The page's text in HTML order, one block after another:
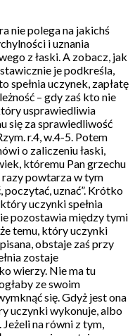
nie polega na jakichś
i uznania
z łaski. A zobacz, jak
je podkreśla,
spełnia uczynek, zapłatę
– gdy zaś kto nie
usprawiedliwia
się za sprawiedliwość
r.4, w.4-5. Potem
o zaliczeniu łaski,
któremu Pan grzechu
razy powtarza w tym
poczytać, uznać”. Krótko
uczynki spełnia
pozostawia między tymi
temu, który uczynki
obstaje zaś przy
zostaje
wierzy. Nie ma tu
ze swoim
się. Gdyż jest ona
uczynki wykonuje, albo
na równi z tym,